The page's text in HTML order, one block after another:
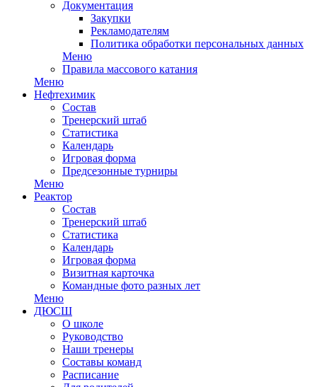
Документация
Закупки
Рекламодателям
Политика обработки персональных данных
Меню
Правила массового катания
Меню
Нефтехимик
Состав
Тренерский штаб
Статистика
Календарь
Игровая форма
Предсезонные турниры
Меню
Реактор
Состав
Тренерский штаб
Статистика
Календарь
Игровая форма
Визитная карточка
Командные фото разных лет
Меню
ДЮСШ
О школе
Руководство
Наши тренеры
Составы команд
Расписание